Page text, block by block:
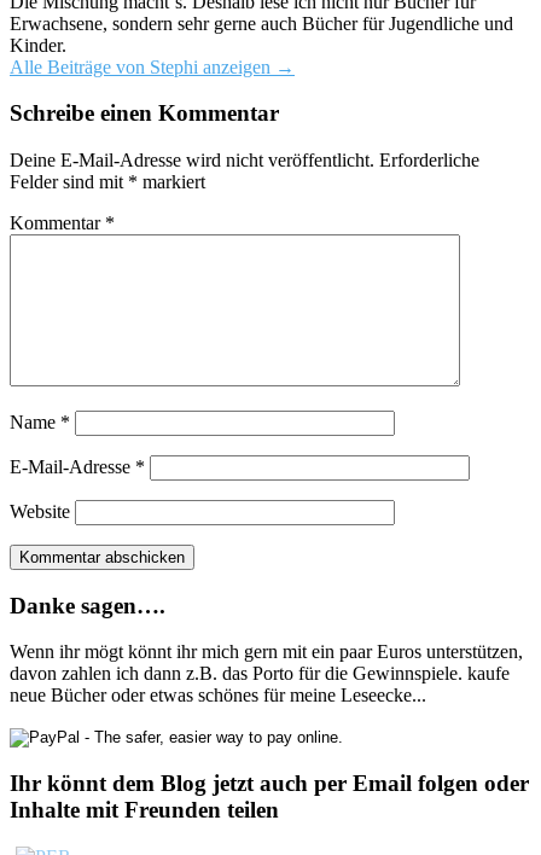
Erwachsene, sondern sehr gerne auch Bücher für Jugendliche und
Kinder.
Alle Beiträge von Stephi anzeigen →
Schreibe einen Kommentar
Deine E-Mail-Adresse wird nicht veröffentlicht. Erforderliche
Felder sind mit * markiert
Kommentar *
Name *
E-Mail-Adresse *
Website
Danke sagen….
Wenn ihr mögt könnt ihr mich gern mit ein paar Euros unterstützen,
davon zahlen ich dann z.B. das Porto für die Gewinnspiele. kaufe
neue Bücher oder etwas schönes für meine Leseecke...
Ihr könnt dem Blog jetzt auch per Email folgen oder
Inhalte mit Freunden teilen